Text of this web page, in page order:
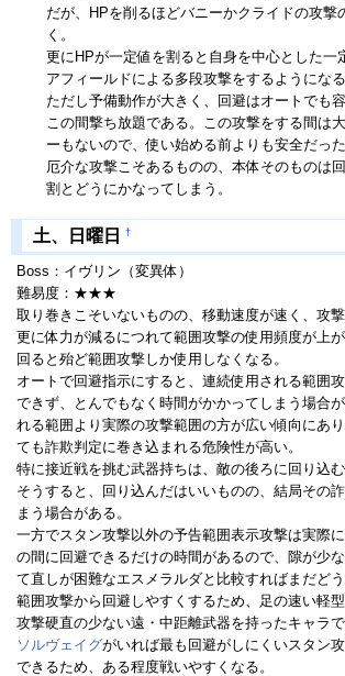
だが、HPを削るほどバニーかクライドの攻撃
く。
更にHPが一定値を割ると自身を中心とした一
アフィールドによる多段攻撃をするようになる
ただし予備動作が大きく、回避はオートでも
この間撃ち放題である。この攻撃をする間は
ーもないので、使い始める前よりも安全だった
厄介な攻撃こそあるものの、本体そのものは
割とどうにかなってしまう。
土、日曜日 †
Boss：イヴリン（変異体）
難易度：★★★
取り巻きこそいないものの、移動速度が速く、攻撃
更に体力が減るにつれて範囲攻撃の使用頻度が上
回ると殆ど範囲攻撃しか使用しなくなる。
オートで回避指示にすると、連続使用される範囲
できず、とんでもなく時間がかかってしまう場合
れる範囲より実際の攻撃範囲の方が広い傾向にあ
ても詐欺判定に巻き込まれる危険性が高い。
特に接近戦を挑む武器持ちは、敵の後ろに回り込む
そうすると、回り込んだはいいものの、結局その
まう場合がある。
一方でスタン攻撃以外の予告範囲表示攻撃は実際
の間に回避できるだけの時間があるので、隙が少
て直しが困難なエスメラルダと比較すればまだどう
範囲攻撃から回避しやすくするため、足の速い軽
攻撃硬直の少ない遠・中距離武器を持ったキャラで
ソルヴェイグがいれば最も回避がしにくいスタン
できるため、ある程度戦いやすくなる。